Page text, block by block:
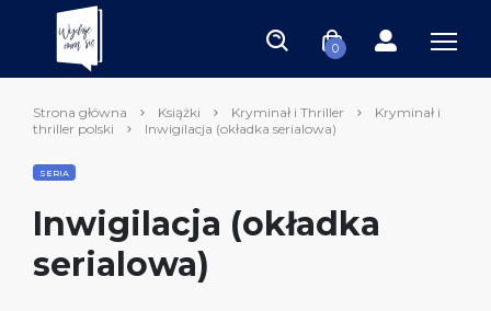
0
Strona główna Książki Kryminał i Thriller
Kryminał i
thriller polski
Inwigilacja (okładka serialowa)
SERIA
Inwigilacja (okładka
serialowa)